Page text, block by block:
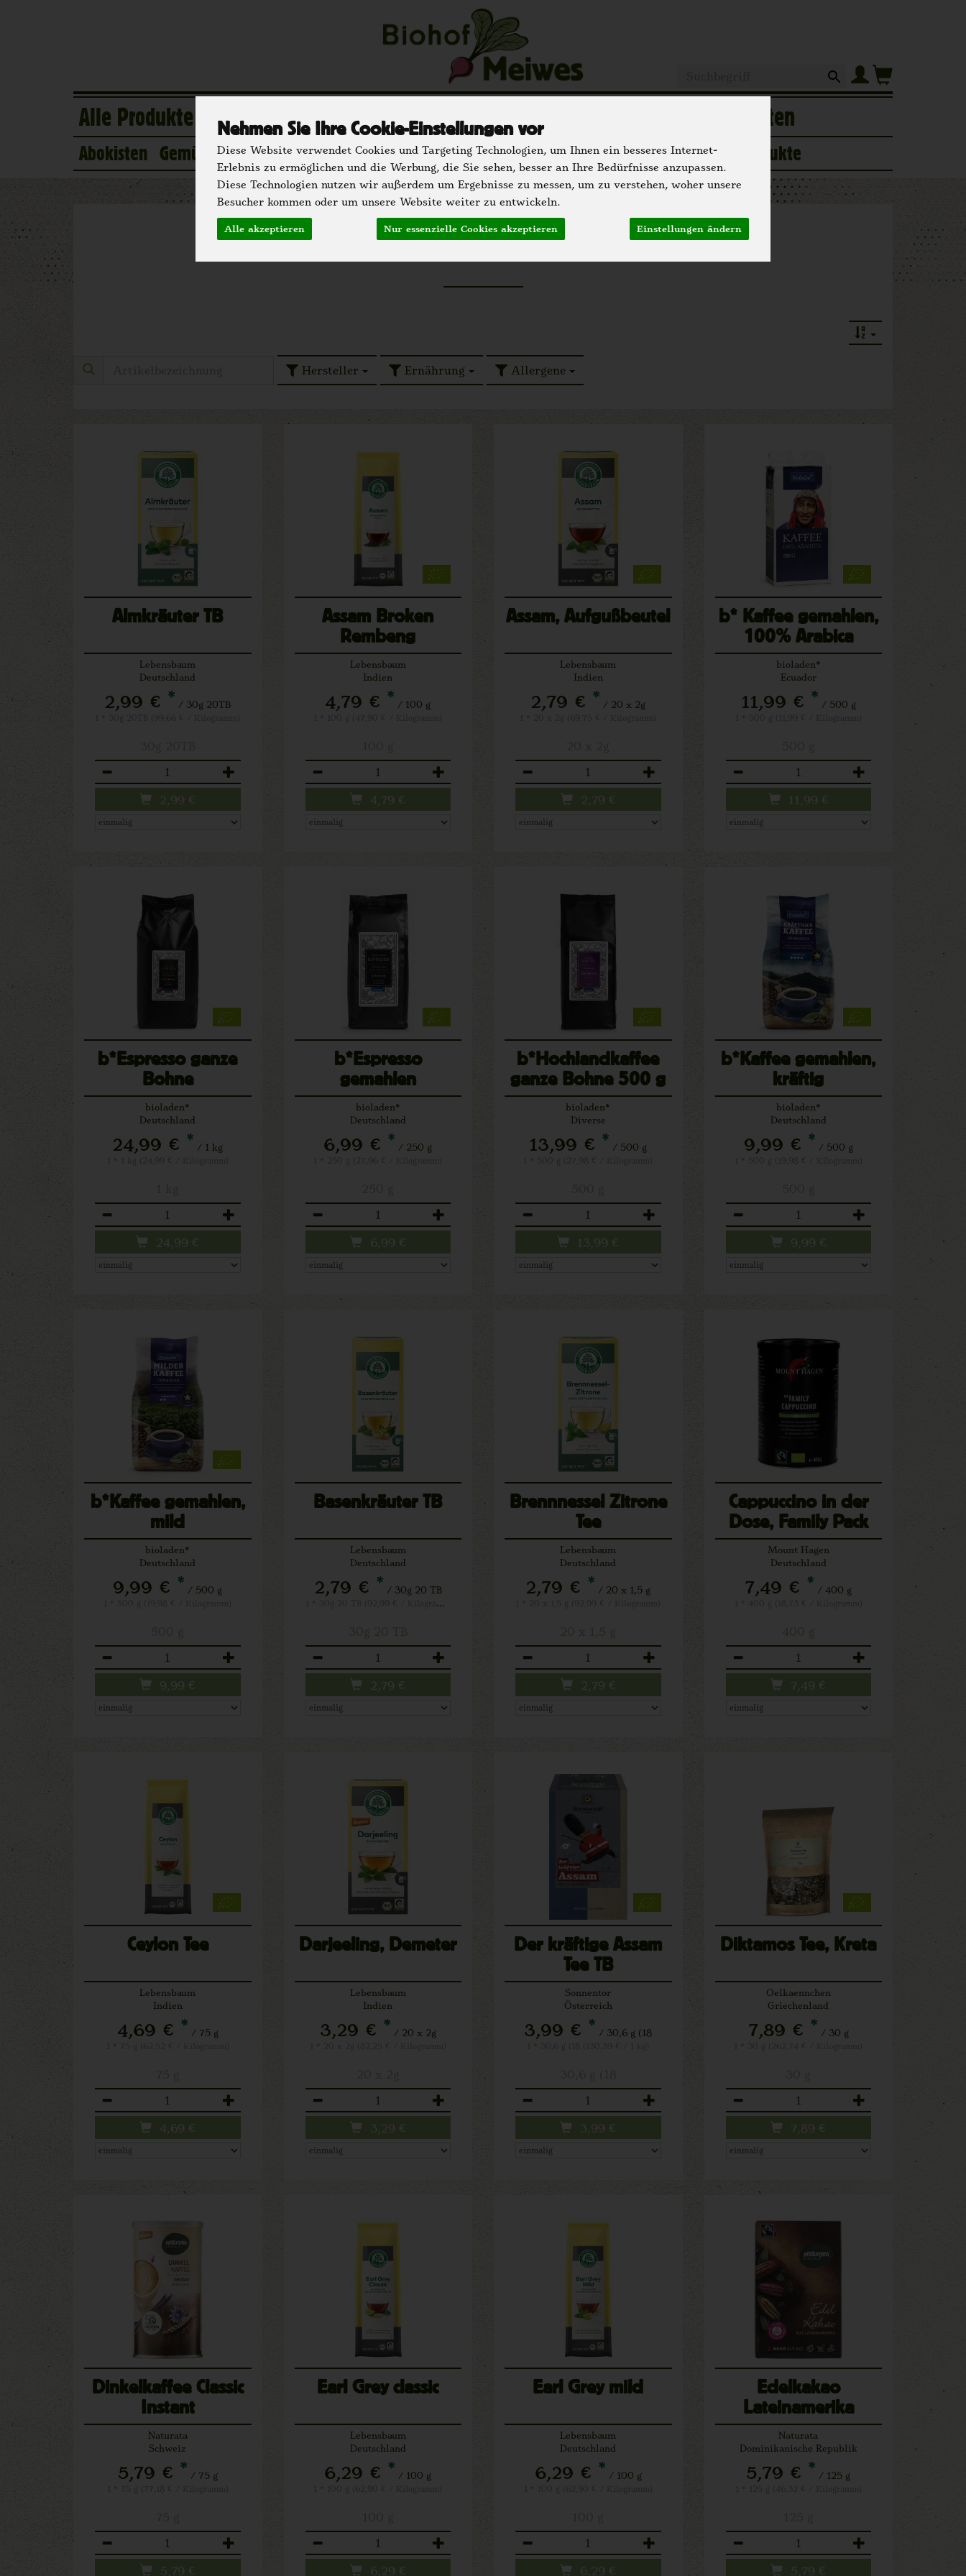
Nehmen Sie Ihre Cookie-Einstellungen vor
Diese Website verwendet Cookies und Targeting Technologien, um Ihnen ein besseres Internet-
Erlebnis zu ermöglichen und die Werbung, die Sie sehen, besser an Ihre Bedürfnisse anzupassen.
Diese Technologien nutzen wir außerdem um Ergebnisse zu messen, um zu verstehen, woher unsere
Besucher kommen oder um unsere Website weiter zu entwickeln.
Alle akzeptieren Nur essenzielle Cookies akzeptieren Einstellungen ändern
Abokisten Gemüse Obst Kühlschrank Speisekammer Getränke Bäckerei Drogerie Neue Produkte
Alle Produkte Eigener Anbau Regionale Partner Einkaufen Hofgeschichten
Tee, Kaffee & Kakao
Hersteller Ernährung Allergene
Almkräuter TB
Lebensbaum
Deutschland
2,99 € * / 30g 20TB
Anzahl
2,99 €
Assam Broken
Rembeng
Lebensbaum
Indien
4,79 € * / 100 g
Anzahl
4,79 €
Assam, Aufgußbeutel
Lebensbaum
Indien
2,79 € * / 20 x 2g
Anzahl
2,79 €
b* Kaffee gemahlen,
100% Arabica
bioladen*
Ecuador
11,99 € * / 500 g
Anzahl
11,99 €
b*Espresso ganze
Bohne
bioladen*
Deutschland
24,99 € * / 1 kg
Anzahl
24,99 €
b*Espresso
gemahlen
bioladen*
Deutschland
6,99 € * / 250 g
Anzahl
6,99 €
b*Hochlandkaffee
ganze Bohne 500 g
bioladen*
Diverse
13,99 € * / 500 g
Anzahl
13,99 €
b*Kaffee gemahlen,
kräftig
bioladen*
Deutschland
9,99 € * / 500 g
Anzahl
9,99 €
b*Kaffee gemahlen,
mild
bioladen*
Deutschland
9,99 € * / 500 g
Anzahl
9,99 €
Basenkräuter TB
Lebensbaum
Deutschland
2,79 € * / 30g 20 TB
1 * 30g 20 TB (92,99 € / Kilogramm)
Anzahl
2,79 €
Brennnessel Zitrone
Tee
Lebensbaum
Deutschland
2,79 € * / 20 x 1,5 g
Anzahl
2,79 €
Cappuccino in der
Dose, Family Pack
Mount Hagen
Deutschland
7,49 € * / 400 g
Anzahl
7,49 €
Ceylon Tee
Lebensbaum
Indien
4,69 € * / 75 g
Anzahl
4,69 €
Darjeeling, Demeter
Lebensbaum
Indien
3,29 € * / 20 x 2g
Anzahl
3,29 €
Der kräftige Assam
Tee TB
Sonnentor
Österreich
3,99 € * / 30,6 g (18
Anzahl
3,99 €
Diktamos Tee, Kreta
Oelkaennchen
Griechenland
7,89 € * / 30 g
Anzahl
7,89 €
Dinkelkaffee Classic
Instant
Naturata
Schweiz
5,79 € * / 75 g
Anzahl
5,79 €
Earl Grey classic
Lebensbaum
Deutschland
6,29 € * / 100 g
Anzahl
6,29 €
Earl Grey mild
Lebensbaum
Deutschland
6,29 € * / 100 g
Anzahl
6,29 €
Edelkakao
Lateinamerika
Naturata
Dominikanische Republik
5,79 € * / 125 g
Anzahl
5,79 €